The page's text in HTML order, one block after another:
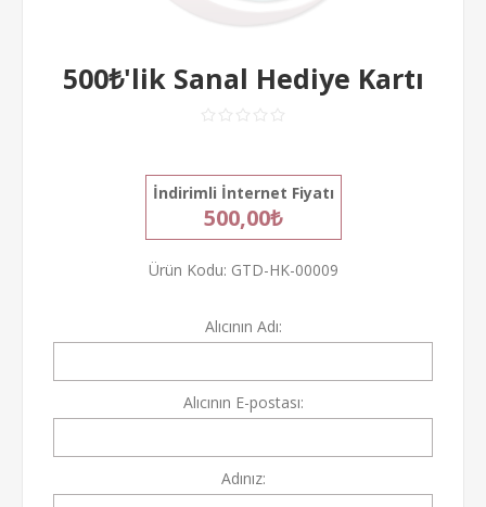
500₺'lik Sanal Hediye Kartı
İndirimli İnternet Fiyatı
500,00₺
Ürün Kodu: GTD-HK-00009
Alıcının Adı:
Alıcının E-postası:
Adınız: